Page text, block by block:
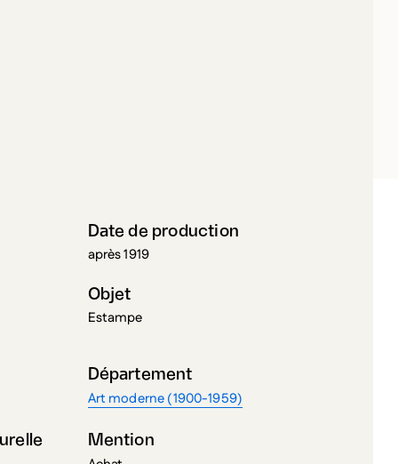
AUGUSTE
Date de production
après 1919
Objet
Estampe
Département
Art moderne (1900-1959)
Mention